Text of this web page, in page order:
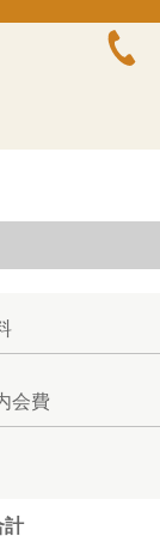
会費
計